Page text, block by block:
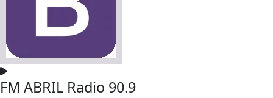
FM ABRIL Radio 90.9